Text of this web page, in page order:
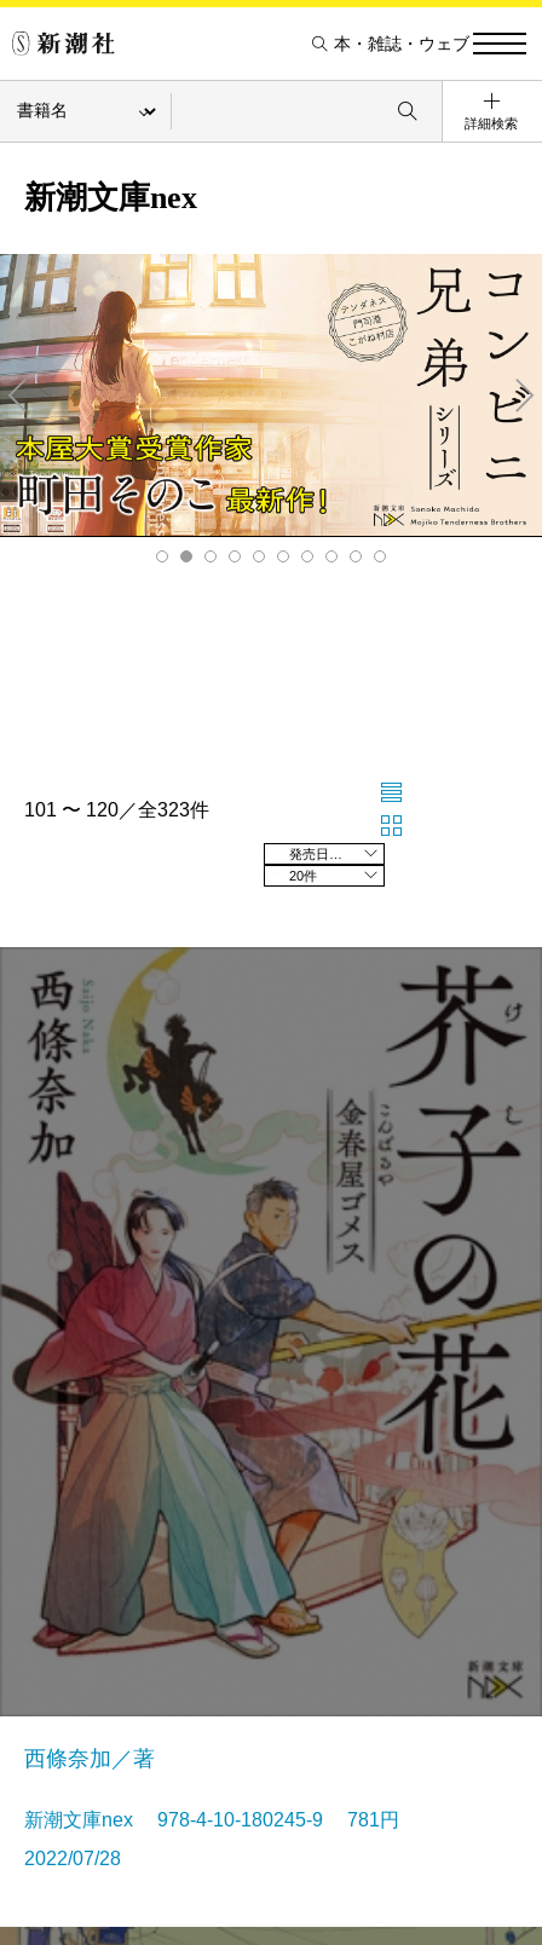
本・雑誌・ウェブ
詳細検索
新潮文庫nex
Pre
v
xt
101 〜 120／全323件
20件
西條奈加／著
新潮文庫nex 978-4-10-180245-9 781円
2022/07/28